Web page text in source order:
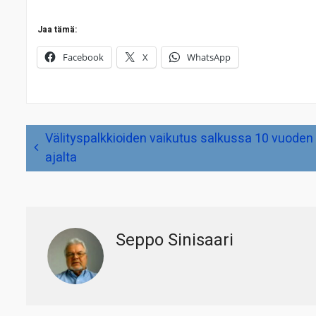
Jaa tämä:
Facebook X WhatsApp
Artikkelien
selausVälityspalkkioiden vaikutus salkussa 10 vuoden
ajalta
Seppo Sinisaari